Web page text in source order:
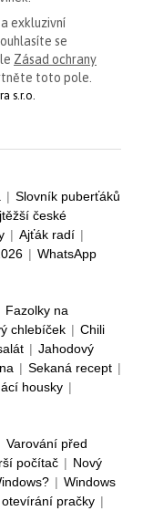
exkluzivní
se
Zásad ochrany
toto pole.
s.r.o.
| Slovník puberťáků
české
| Ajťák radí |
| WhatsApp
Fazolky na
chlebíček | Chili
| Jahodový
| Sekaná recept |
housky |
Varování před
počítač | Nový
| Windows
pračky |